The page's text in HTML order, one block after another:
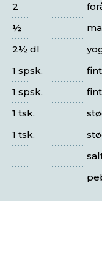
2
½
2½ dl
1 spsk.
1 spsk.
1 tsk.
1 tsk.